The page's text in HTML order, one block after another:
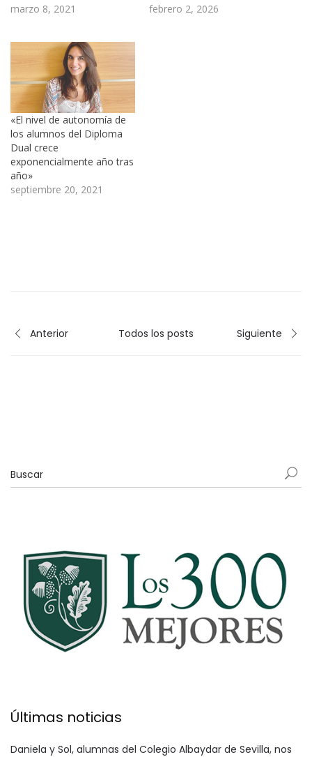
marzo 8, 2021
febrero 2, 2026
«El nivel de autonomía de
los alumnos del Diploma
Dual crece
exponencialmente año tras
año»
septiembre 20, 2021
Anterior Todos los posts Siguiente
Últimas noticias
Daniela y Sol, alumnas del Colegio Albaydar de Sevilla, nos